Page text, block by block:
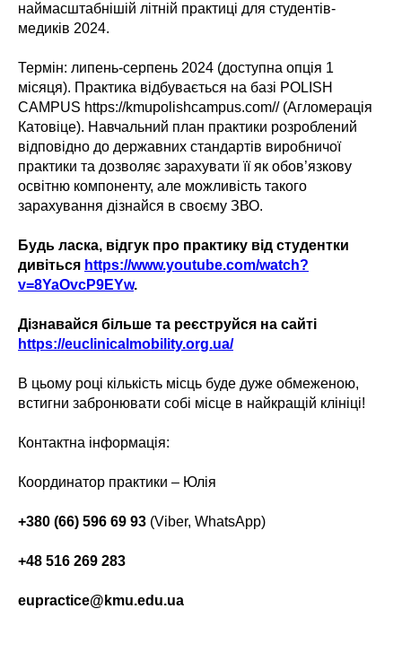
наймасштабнішій літній практиці для студентів-
медиків 2024.
Термін: липень-серпень 2024 (доступна опція 1
місяця). Практика відбувається на базі POLISH
CAMPUS https://kmupolishcampus.com// (Агломерація
Катовіце). Навчальний план практики розроблений
відповідно до державних стандартів виробничої
практики та дозволяє зарахувати її як обов’язкову
освітню компоненту, але можливість такого
зарахування дізнайся в своєму ЗВО.
Будь ласка, відгук про практику від студентки
дивіться https://www.youtube.com/watch?
v=8YaOvcP9EYw.
Дізнавайся більше та реєструйся на сайті
https://euclinicalmobility.org.ua/
В цьому році кількість місць буде дуже обмеженою,
встигни забронювати собі місце в найкращій клініці!
Контактна інформація:
Координатор практики – Юлія‭
+380 (66) 596 69 93 (Viber, WhatsApp)
+48 516 269 283
eupractice@kmu.edu.ua